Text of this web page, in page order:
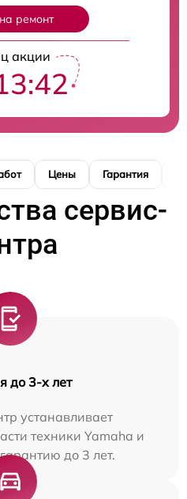
ремонт
акции
Цены Гарантия
сервис-
до 3-х лет
устанавливает
техники Yamaha и
до 3 лет.